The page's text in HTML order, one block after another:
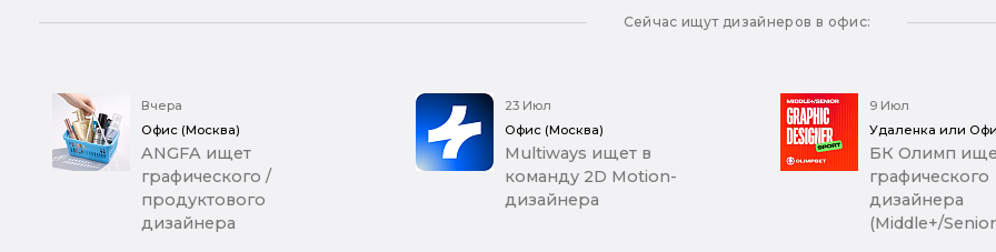
Сейчас ищут дизайнеров в офис:
Вчера
Офис (Москва)
ANGFA ищет
графического /
продуктового
дизайнера
23 Июл
Офис (Москва)
Multiways ищет в
команду 2D Motion-
дизайнера
9 Июл
Удаленка или
БК Олимп
графического
дизайнера
(Middle+/